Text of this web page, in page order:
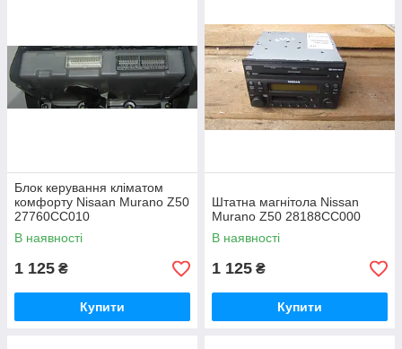
Блок керування кліматом
комфорту Nisaan Murano Z50
27760CC010
В наявності
1 125 ₴
Купити
Штатна магнітола Nissan
Murano Z50 28188CC000
В наявності
1 125 ₴
Купити